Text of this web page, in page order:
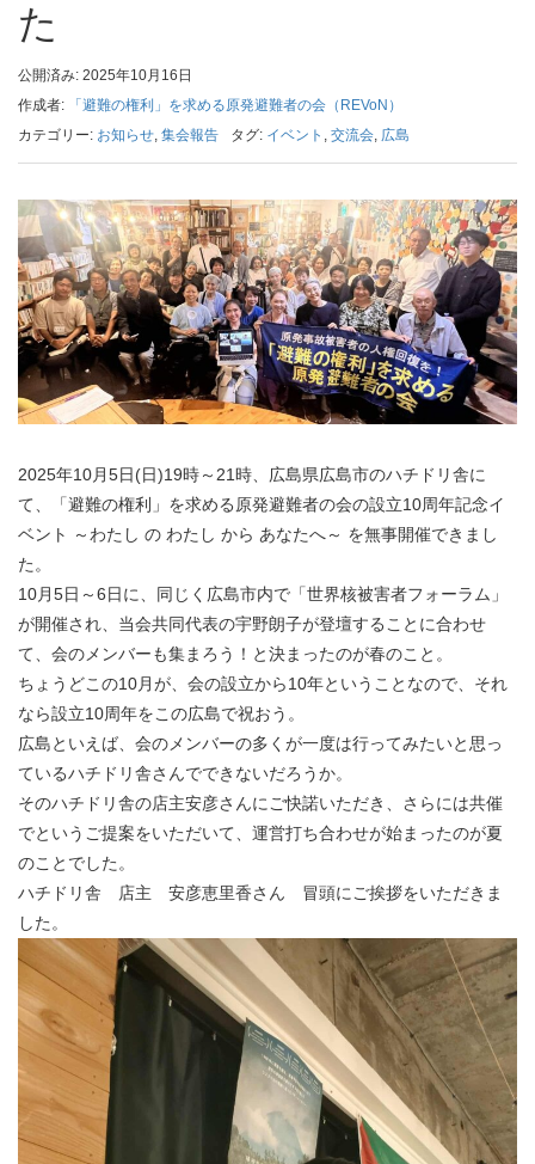
た
公開済み: 2025年10月16日
作成者:
「避難の権利」を求める原発避難者の会（REVoN）
カテゴリー: お知らせ, 集会報告 タグ: イベント , 交流会, 広島
2025年10月5日(日)19時～21時、広島県広島市のハチドリ舎に
て、「避難の権利」を求める原発避難者の会の設立10周年記念イ
ベント ～わたし の わたし から あなたへ～ を無事開催できまし
た。
10月5日～6日に、同じく広島市内で「世界核被害者フォーラム」
が開催され、当会共同代表の宇野朗子が登壇することに合わせ
て、会のメンバーも集まろう！と決まったのが春のこと。
ちょうどこの10月が、会の設立から10年ということなので、それ
なら設立10周年をこの広島で祝おう。
広島といえば、会のメンバーの多くが一度は行ってみたいと思っ
ているハチドリ舎さんでできないだろうか。
そのハチドリ舎の店主安彦さんにご快諾いただき、さらには共催
でというご提案をいただいて、運営打ち合わせが始まったのが夏
のことでした。
ハチドリ舎 店主 安彦恵里香さん 冒頭にご挨拶をいただきま
した。